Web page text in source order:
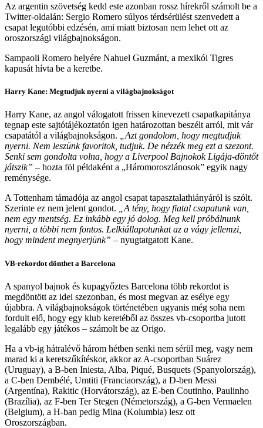
Az argentin szövetség kedd este azonban rossz hírekről számolt be a
Twitter-oldalán: Sergio Romero súlyos térdsérülést szenvedett a
csapat legutóbbi edzésén, ami miatt biztosan nem lehet ott az
oroszországi világbajnokságon.
Sampaoli Romero helyére Nahuel Guzmánt, a mexikói Tigres
kapusát hívta be a keretbe.
Harry Kane: Megtudjuk nyerni a világbajnokságot
Harry Kane, az angol válogatott frissen kinevezett csapatkapitánya
tegnap este sajtótájékoztatón igen határozottan beszélt arról, mit vár
csapatától a világbajnokságon.
„Azt gondolom, hogy megtudjuk
nyerni. Nem leszünk favoritok, tudjuk. De nézzék meg ezt a szezont.
Senki sem gondolta volna, hogy a Liverpool Bajnokok Ligája-döntőt
játszik” – hozta föl példaként a „Háromoroszlánosok” egyik nagy
reménysége.
A Tottenham támadója az angol csapat tapasztalathiányáról is szólt.
Szerinte ez nem jelent gondot.
„A tény, hogy fiatal csapatunk van,
nem egy mentség. Ez inkább egy jó dolog. Meg kell próbálnunk
nyerni, a többi nem fontos. Lelkiállapotunkat az a vágy jellemzi,
hogy mindent megnyerjünk” – nyugtatgatott Kane.
VB-rekordot dönthet a Barcelona
A spanyol bajnok és kupagyőztes Barcelona több rekordot is
megdöntött az idei szezonban, és most megvan az esélye egy
újabbra. A világbajnokságok történetében ugyanis még soha nem
fordult elő, hogy egy klub keretéből az összes vb-csoportba jutott
legalább egy játékos – számolt be az Origo.
Ha a vb-ig hátralévő három hétben senki nem sérül meg, vagy nem
marad ki a keretszűkítéskor, akkor az A-csoportban Suárez
(Uruguay), a B-ben Iniesta, Alba, Piqué, Busquets (Spanyolország),
a C-ben Dembélé, Umtiti (Franciaország), a D-ben Messi
(Argentína), Rakitic (Horvátország), az E-ben Coutinho, Paulinho
(Brazília), az F-ben Ter Stegen (Németország), a G-ben Vermaelen
(Belgium), a H-ban pedig Mina (Kolumbia) lesz ott
Oroszországban.